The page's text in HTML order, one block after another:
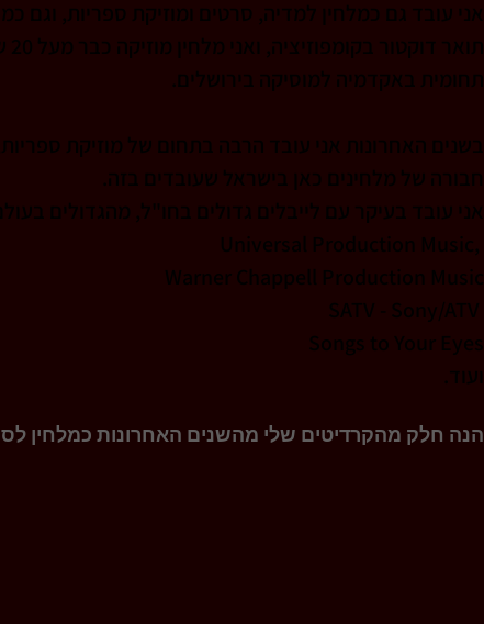
אני עובד גם כמלחין למדיה, סרטים ומוזיקת ספריות, וגם
תחומית באקדמיה למוסיקה בירושלים.
בשנים האחרונות אני עובד הרבה בתחום של מוזיקת
חבורה של מלחינים כאן בישראל שעובדים בזה.
אני עובד בעיקר עם לייבלים גדולים בחו"ל, מהגדולים
Universal Production Music,
Warner Chappell Production Music
SATV - Sony/ATV
Songs to Your Eyes
ועוד.
הנה חלק מהקרדיטים שלי מהשנים האחרונות כמלחין